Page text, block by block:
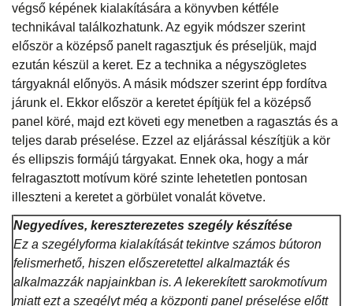
végső képének kialakítására a könyvben kétféle
technikával találkozhatunk. Az egyik módszer szerint
először a középső panelt ragasztjuk és préseljük, majd
ezután készül a keret. Ez a technika a négyszögletes
tárgyaknál előnyös. A másik módszer szerint épp fordítva
járunk el. Ekkor először a keretet építjük fel a középső
panel köré, majd ezt követi egy menetben a ragasztás és a
teljes darab préselése. Ezzel az eljárással készítjük a kör
és ellipszis formájú tárgyakat. Ennek oka, hogy a már
felragasztott motívum köré szinte lehetetlen pontosan
illeszteni a keretet a görbület vonalát követve.
Negyedíves, kereszterezetes szegély készítése
Ez a szegélyforma kialakítását tekintve számos bútoron
felismerhető, hiszen előszeretettel alkalmazták és
alkalmazzák napjainkban is. A lekerekített sarokmotívum
miatt ezt a szegélyt még a központi panel préselése előtt